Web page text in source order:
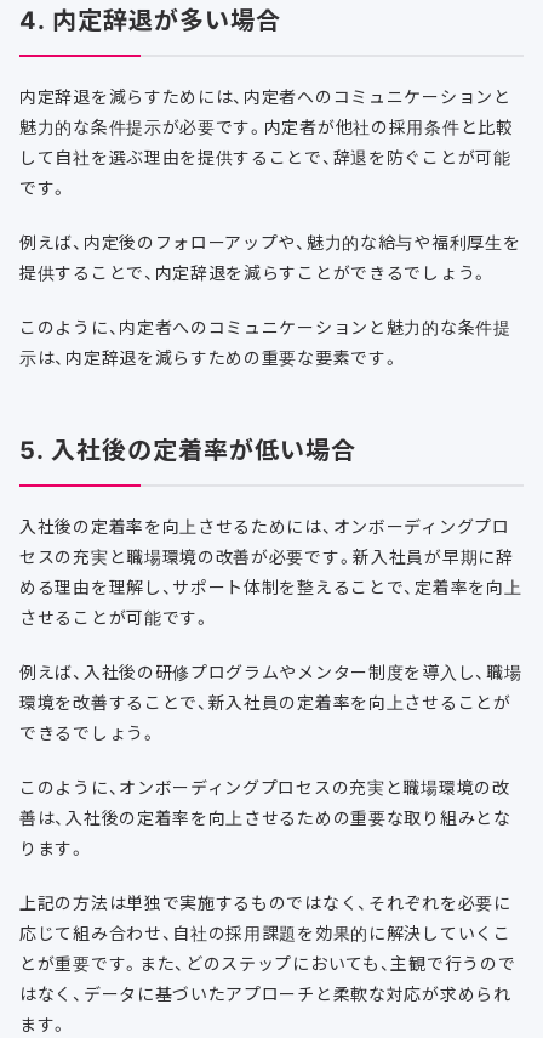
4. 内定辞退が多い場合
内定辞退を減らすためには、内定者へのコミュニケーションと
魅力的な条件提示が必要です。内定者が他社の採用条件と比較
して自社を選ぶ理由を提供することで、辞退を防ぐことが可能
です。
例えば、内定後のフォローアップや、魅力的な給与や福利厚生を
提供することで、内定辞退を減らすことができるでしょう。
このように、内定者へのコミュニケーションと魅力的な条件提
示は、内定辞退を減らすための重要な要素です。
5. 入社後の定着率が低い場合
入社後の定着率を向上させるためには、オンボーディングプロ
セスの充実と職場環境の改善が必要です。新入社員が早期に辞
める理由を理解し、サポート体制を整えることで、定着率を向上
させることが可能です。
例えば、入社後の研修プログラムやメンター制度を導入し、職場
環境を改善することで、新入社員の定着率を向上させることが
できるでしょう。
このように、オンボーディングプロセスの充実と職場環境の改
善は、入社後の定着率を向上させるための重要な取り組みとな
ります。
上記の方法は単独で実施するものではなく、それぞれを必要に
応じて組み合わせ、自社の採用課題を効果的に解決していくこ
とが重要です。また、どのステップにおいても、主観で行うので
はなく、データに基づいたアプローチと柔軟な対応が求められ
ます。